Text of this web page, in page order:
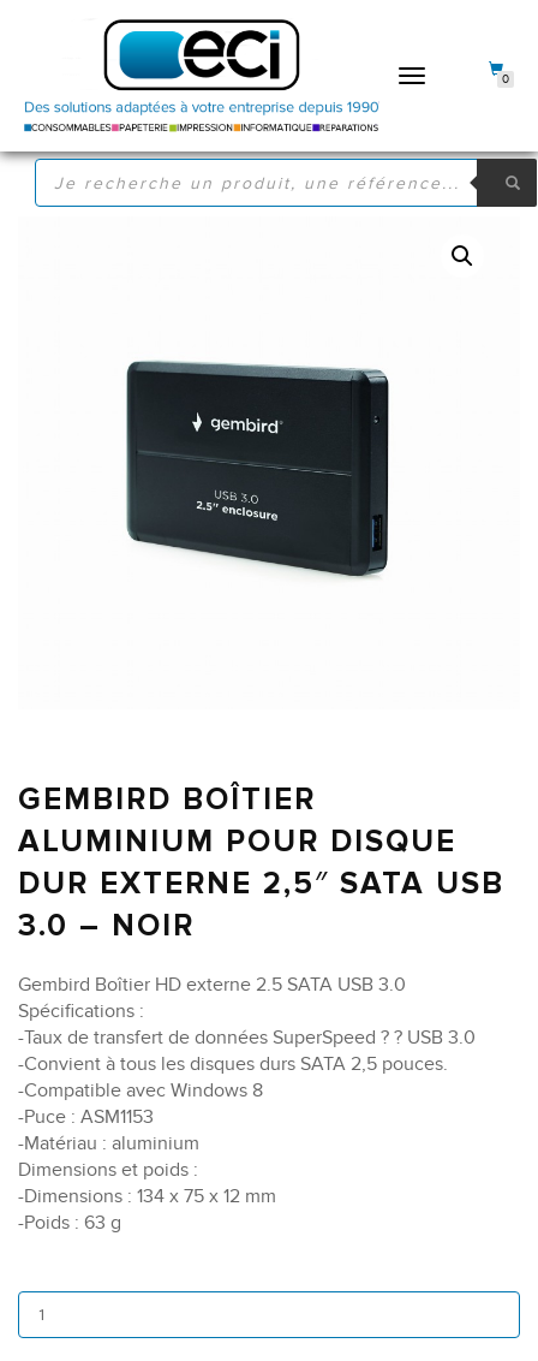
DÉPLIER
RECHERCHE
PRODUITS
0
GEMBIRD BOÎTIER
ALUMINIUM POUR DISQUE
DUR EXTERNE 2,5″ SATA USB
3.0 – NOIR
Gembird Boîtier HD externe 2.5 SATA USB 3.0
Spécifications :
-Taux de transfert de données SuperSpeed ? ? USB 3.0
-Convient à tous les disques durs SATA 2,5 pouces.
-Compatible avec Windows 8
-Puce : ASM1153
-Matériau : aluminium
Dimensions et poids :
-Dimensions : 134 x 75 x 12 mm
-Poids : 63 g